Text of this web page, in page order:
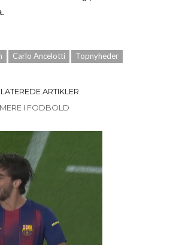
Carlo Ancelotti Topnyheder
ARTIKLER
MERE I FODBOLD